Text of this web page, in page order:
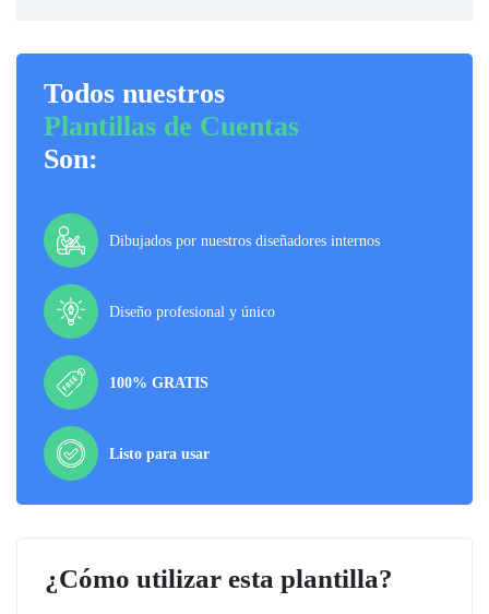
Todos nuestros
Plantillas de Cuentas
Son:
Dibujados por nuestros diseñadores internos
Diseño profesional y único
100% GRATIS
Listo para usar
¿Cómo utilizar esta plantilla?